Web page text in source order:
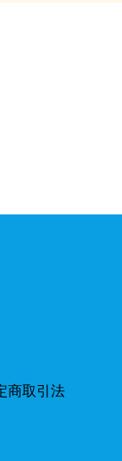
商取引法